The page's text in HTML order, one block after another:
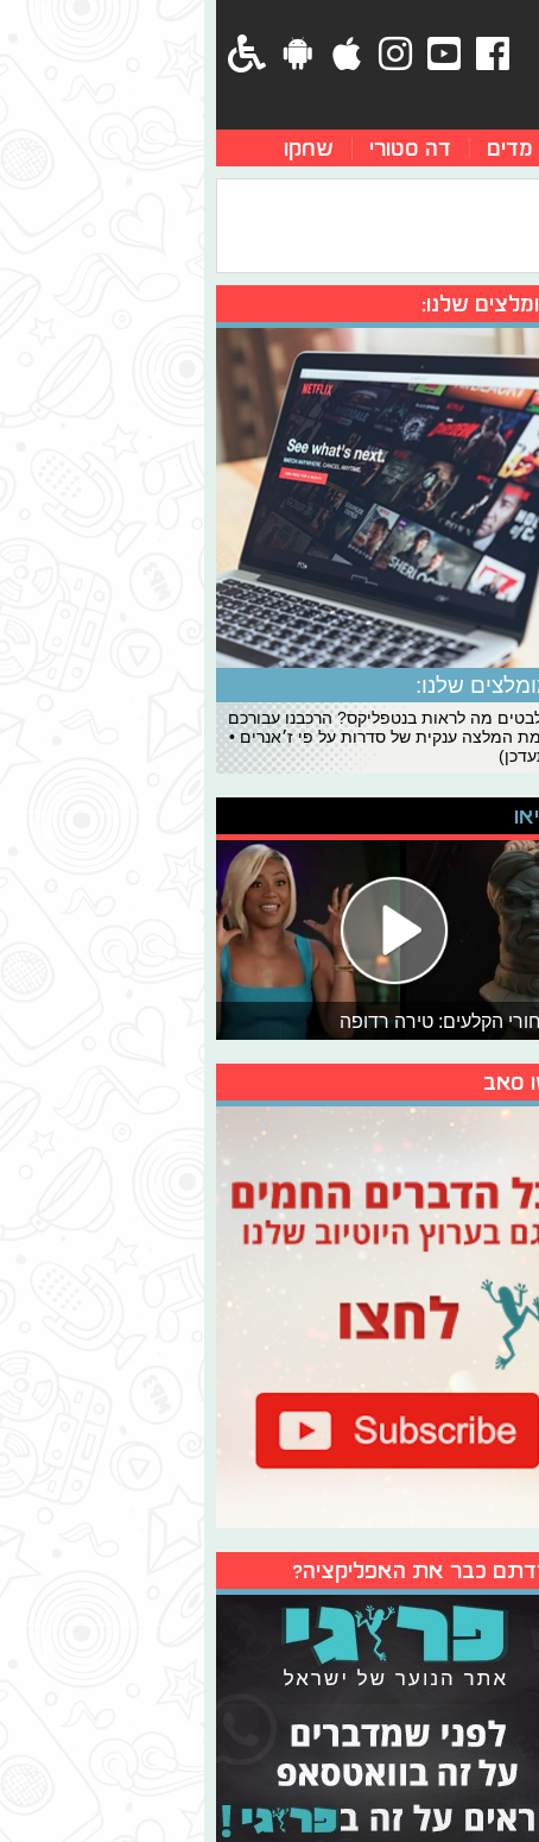
מדים דה סטורי שחקו
שלנו:
שלנו:
מה לראות בנטפליקס? הרכבנו עבורכם
המלצה ענקית של סדרות על פי ז׳אנרים •
הקלעים: טירה רדופה
סאב
כבר את האפליקציה?